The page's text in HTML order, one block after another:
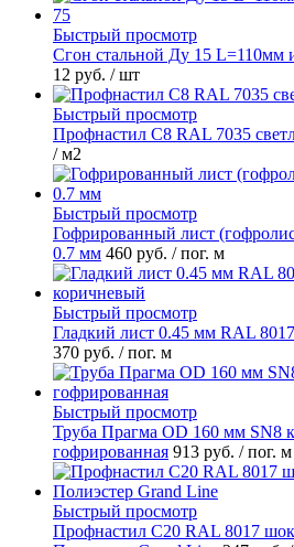
Быстрый просмотр
Сгон стальной Ду 15 L=110мм
12 руб. / шт
Быстрый просмотр
Профнастил С8 RAL 7035
/ м2
Быстрый просмотр
Гофрированный лист
0.7 мм 460 руб. / пог. м
Быстрый просмотр
Гладкий лист 0.45 мм RAL
370 руб. / пог. м
Быстрый просмотр
Труба Прагма OD 160 мм SN8
гофрированная 913 руб. / пог. м
Быстрый просмотр
Профнастил С20 RAL 8017